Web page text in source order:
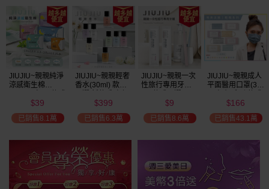
加碼送
JIUJIU~親親純淨
涼感衛生棉
$39
已銷售8.1萬
JIUJIU~親親輕奢
香水(30ml) 款式
市/平替香水/大牌
香水/大牌平替
$399
已銷售6.3萬
JIUJIU~親親一次
性旅行專用牙刷(1
$9
已銷售8.6萬
JIUJIU~親親成人
平面醫用口罩(30
可選 MD雙鋼印
$166
已銷售43.1萬